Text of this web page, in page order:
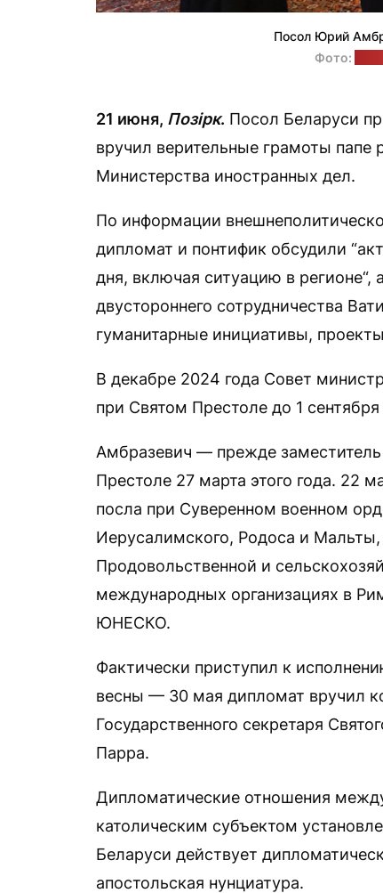
Посол Юрий
Фото:
21 июня, Позірк. Посол Беларуси
вручил верительные грамоты
Министерства иностранных дел.
По информации
дипломат и понтифик обсудили
дня, включая ситуацию в регионе“,
двустороннего сотрудничества
гуманитарные инициативы,
В декабре 2024 года Совет
при Святом Престоле до 1
Амбразевич — прежде
Престоле 27 марта этого года. 22
посла при Суверенном военном
Иерусалимского, Родоса и Мальты,
Продовольственной и
международных организациях в
ЮНЕСКО.
Фактически приступил к
весны — 30 мая дипломат вручил
Государственного секретаря
Парра.
Дипломатические отношения
католическим субъектом
Беларуси действует
апостольская нунциатура.